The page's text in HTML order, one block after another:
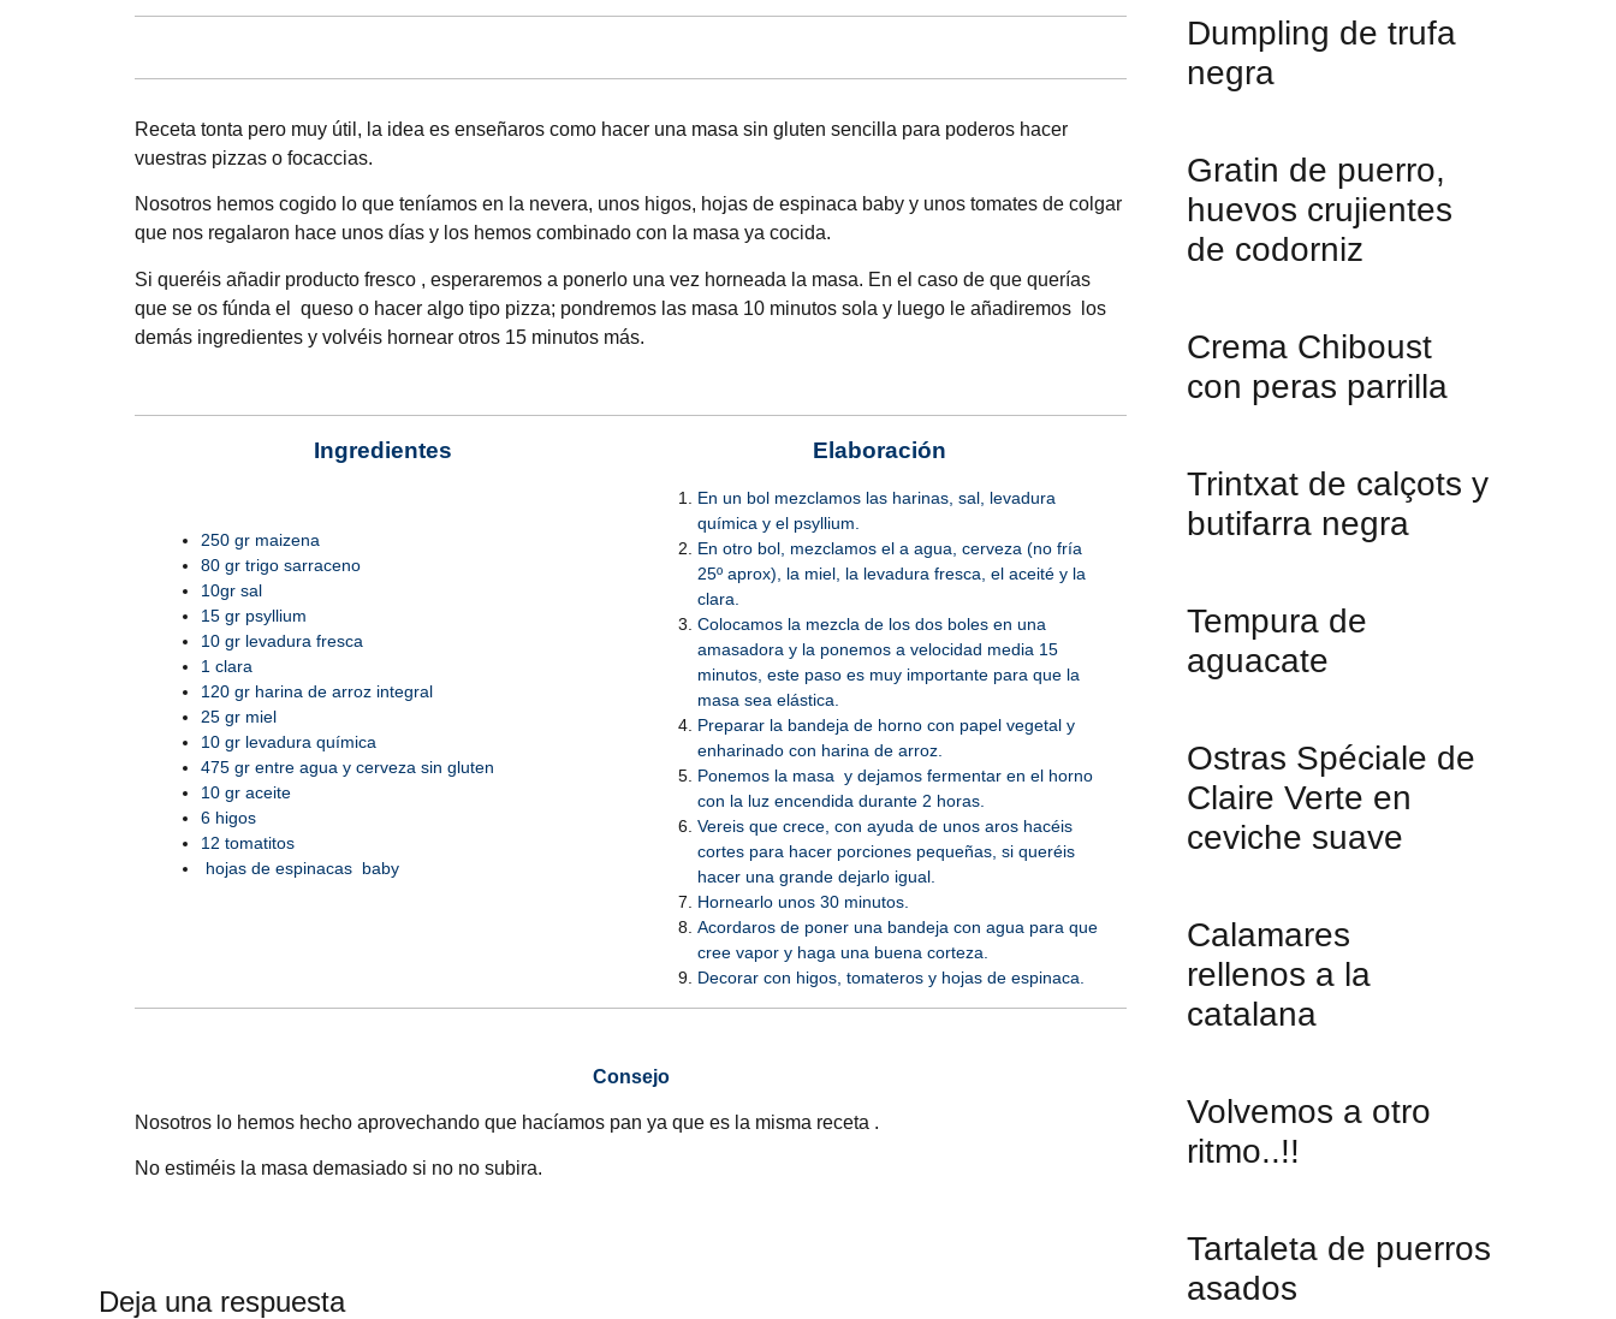
Receta tonta pero muy útil, la idea es enseñaros como hacer una masa sin gluten sencilla para poderos hacer
vuestras pizzas o focaccias.
Nosotros hemos cogido lo que teníamos en la nevera, unos higos, hojas de espinaca baby y unos tomates de colgar
que nos regalaron hace unos días y los hemos combinado con la masa ya cocida.
Si queréis añadir producto fresco , esperaremos a ponerlo una vez horneada la masa. En el caso de que querías
que se os fúnda el queso o hacer algo tipo pizza; pondremos las masa 10 minutos sola y luego le añadiremos los
demás ingredientes y volvéis hornear otros 15 minutos más.
Ingredientes
250 gr maizena
80 gr trigo sarraceno
10gr sal
15 gr psyllium
10 gr levadura fresca
1 clara
120 gr harina de arroz integral
25 gr miel
10 gr levadura química
475 gr entre agua y cerveza sin gluten
10 gr aceite
6 higos
12 tomatitos
hojas de espinacas baby
Elaboración
En un bol mezclamos las harinas, sal, levadura
química y el psyllium.
En otro bol, mezclamos el a agua, cerveza (no fría
25º aprox), la miel, la levadura fresca, el aceité y la
clara.
Colocamos la mezcla de los dos boles en una
amasadora y la ponemos a velocidad media 15
minutos, este paso es muy importante para que la
masa sea elástica.
Preparar la bandeja de horno con papel vegetal y
enharinado con harina de arroz.
Ponemos la masa y dejamos fermentar en el horno
con la luz encendida durante 2 horas.
Vereis que crece, con ayuda de unos aros hacéis
cortes para hacer porciones pequeñas, si queréis
hacer una grande dejarlo igual.
Hornearlo unos 30 minutos.
Acordaros de poner una bandeja con agua para que
cree vapor y haga una buena corteza.
Decorar con higos, tomateros y hojas de espinaca.
Consejo
Nosotros lo hemos hecho aprovechando que hacíamos pan ya que es la misma receta .
No estiméis la masa demasiado si no no subira.
Deja una respuesta
Dumpling de trufa
negra
Gratin de puerro,
huevos crujientes
de codorniz
Crema Chiboust
con peras parrilla
Trintxat de calçots y
butifarra negra
Tempura de
aguacate
Ostras Spéciale de
Claire Verte en
ceviche suave
Calamares
rellenos a la
catalana
Volvemos a otro
ritmo..!!
Tartaleta de puerros
asados